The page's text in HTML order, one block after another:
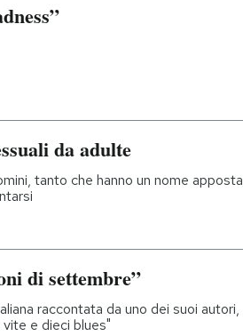
da adulte
tanto che hanno un nome apposta
di settembre”
raccontata da uno dei suoi autori,
e dieci blues"